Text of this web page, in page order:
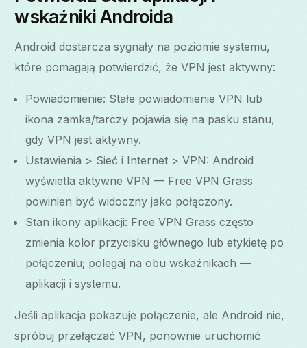
wskaźniki Androida
Android dostarcza sygnały na poziomie systemu,
które pomagają potwierdzić, że VPN jest aktywny:
Powiadomienie: Stałe powiadomienie VPN lub
ikona zamka/tarczy pojawia się na pasku stanu,
gdy VPN jest aktywny.
Ustawienia > Sieć i Internet > VPN: Android
wyświetla aktywne VPN — Free VPN Grass
powinien być widoczny jako połączony.
Stan ikony aplikacji: Free VPN Grass często
zmienia kolor przycisku głównego lub etykietę po
połączeniu; polegaj na obu wskaźnikach —
aplikacji i systemu.
Jeśli aplikacja pokazuje połączenie, ale Android nie,
spróbuj przełączać VPN, ponownie uruchomić